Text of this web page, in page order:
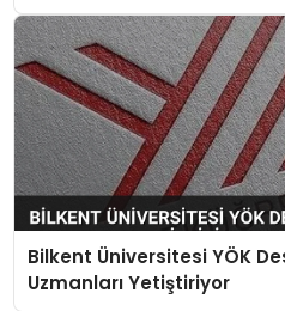
Bilkent Üniversitesi YÖK
Uzmanları Yetiştiriyor